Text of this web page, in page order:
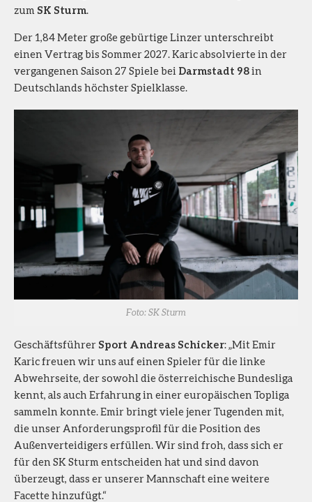
zum SK Sturm.
Der 1,84 Meter große gebürtige Linzer unterschreibt
einen Vertrag bis Sommer 2027. Karic absolvierte in der
vergangenen Saison 27 Spiele bei Darmstadt 98in
Deutschlands höchster Spielklasse.
Foto: SK Sturm
Geschäftsführer Sport Andreas Schicker: „Mit Emir
Karic freuen wir uns auf einen Spieler für die linke
Abwehrseite, der sowohl die österreichische Bundesliga
kennt, als auch Erfahrung in einer europäischen Topliga
sammeln konnte. Emir bringt viele jener Tugenden mit,
die unser Anforderungsprofil für die Position des
Außenverteidigers erfüllen. Wir sind froh, dass sich er
für den SK Sturm entscheiden hat und sind davon
überzeugt, dass er unserer Mannschaft eine weitere
Facette hinzufügt.“